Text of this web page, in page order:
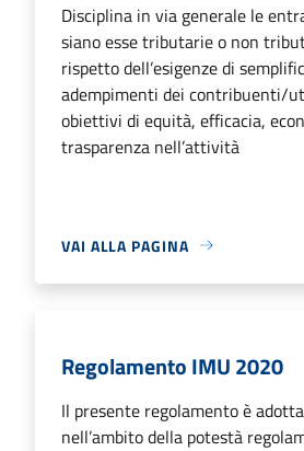
Disciplina in via generale le
siano esse tributarie o non
rispetto dell’esigenze di
adempimenti dei contribuenti/
obiettivi di equità, efficacia,
trasparenza nell’attività
VAI ALLA PAGINA
Regolamento IMU 2020
Il presente regolamento è
nell’ambito della potestà